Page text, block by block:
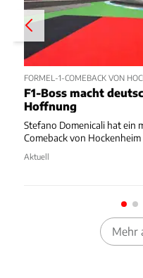
FORMEL-1-COMEBACK VON
F1-Boss macht
Hoffnung
Stefano Domenicali hat ein
Comeback von
Aktuell
Mehr